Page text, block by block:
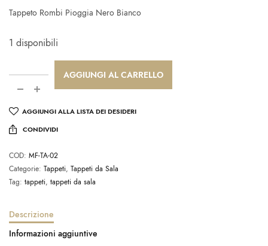
Tappeto Rombi Pioggia Nero Bianco
1 disponibili
AGGIUNGI AL CARRELLO
AGGIUNGI ALLA LISTA DEI DESIDERI
CONDIVIDI
COD: MF-TA-02
Categorie: Tappeti, Tappeti da Sala
Tag: tappeti, tappeti da sala
Descrizione
Informazioni aggiuntive